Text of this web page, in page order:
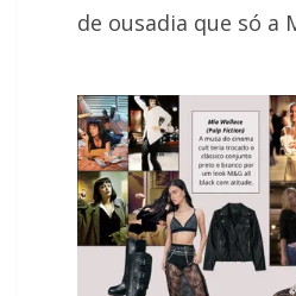
de ousadia que só a